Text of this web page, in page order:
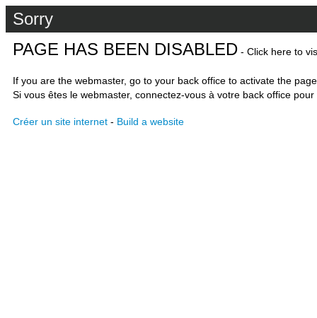
Sorry
PAGE HAS BEEN DISABLED - Click here to
If you are the webmaster, go to your back office to activate the
Si vous êtes le webmaster, connectez-vous à votre back office
Créer un site internet - Build a website